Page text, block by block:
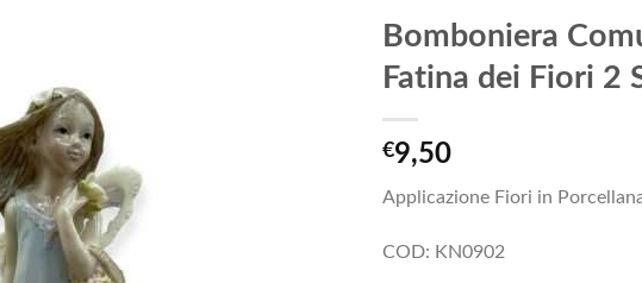
Bomboniera
Fatina dei Fiori 2
€9,50
Applicazione Fiori in
COD: KN0902